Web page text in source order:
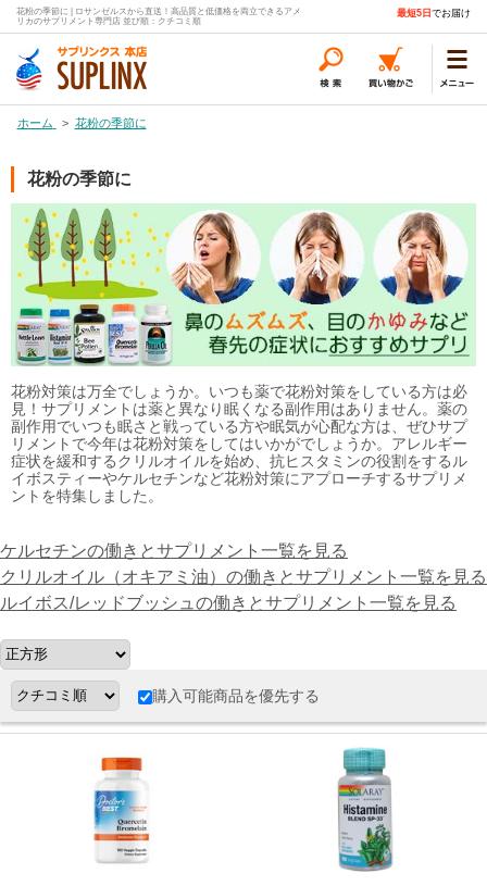
花粉の季節に | ロサンゼルスから直送！高品質と低価格を両立できるアメ
リカのサプリメント専門店 並び順：クチコミ順
最短5日 でお届け
ホーム > 花粉の季節に
花粉の季節に
花粉対策は万全でしょうか。いつも薬で花粉対策をしている方は必
見！サプリメントは薬と異なり眠くなる副作用はありません。薬の
副作用でいつも眠さと戦っている方や眠気が心配な方は、ぜひサプ
リメントで今年は花粉対策をしてはいかがでしょうか。アレルギー
症状を緩和するクリルオイルを始め、抗ヒスタミンの役割をするル
イボスティーやケルセチンなど花粉対策にアプローチするサプリメ
ントを特集しました。
ケルセチンの働きとサプリメント一覧を見る
クリルオイル（オキアミ油）の働きとサプリメント一覧を見る
ルイボス/レッドブッシュの働きとサプリメント一覧を見る
購入可能商品を優先する